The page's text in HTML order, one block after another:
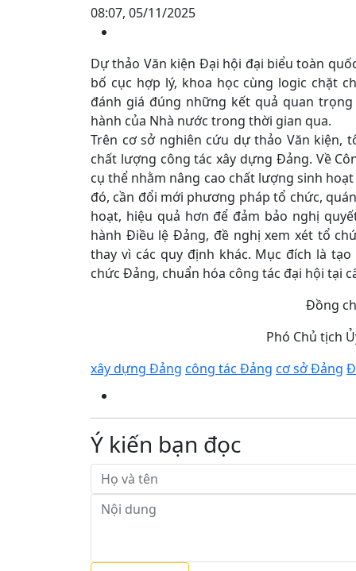
08:07, 05/11/2025
Dự thảo Văn kiện Đại hội đại biểu toàn
bố cục hợp lý, khoa học cùng logic chặt
đánh giá đúng những kết quả quan
hành của Nhà nước trong thời gian qua.
Trên cơ sở nghiên cứu dự thảo Văn kiện,
chất lượng công tác xây dựng Đảng. Về
cụ thể nhằm nâng cao chất lượng sinh
đó, cần đổi mới phương pháp tổ chức,
hoạt, hiệu quả hơn để đảm bảo nghị
hành Điều lệ Đảng, đề nghị xem xét tổ
thay vì các quy định khác. Mục đích là
chức Đảng, chuẩn hóa công tác đại hội tại
Đồng
Phó Chủ tịch
xây dựng Đảng công tác Đảng cơ sở Đảng
Ý kiến bạn đọc